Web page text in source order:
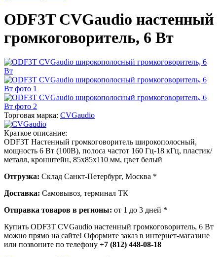
ODF3T CVGaudio настенный
громкоговоритель, 6 Вт
Торговая марка: CVGaudio
Краткое описание:
ODF3T Настенный громкоговоритель широкополосный,
мощность 6 Вт (100В), полоса частот 160 Гц-18 кГц, пластик/
металл, кронштейн, 85х85х110 мм, цвет белый
Отгрузка: Склад Санкт-Петербург, Москва *
Доставка: Самовывоз, терминал ТК
Отправка товаров в регионы: от 1 до 3 дней *
Купить ODF3T CVGaudio настенный громкоговоритель, 6 Вт
можно прямо на сайте! Оформите заказ в интернет-магазине
или позвоните по телефону +7 (812) 448-08-18